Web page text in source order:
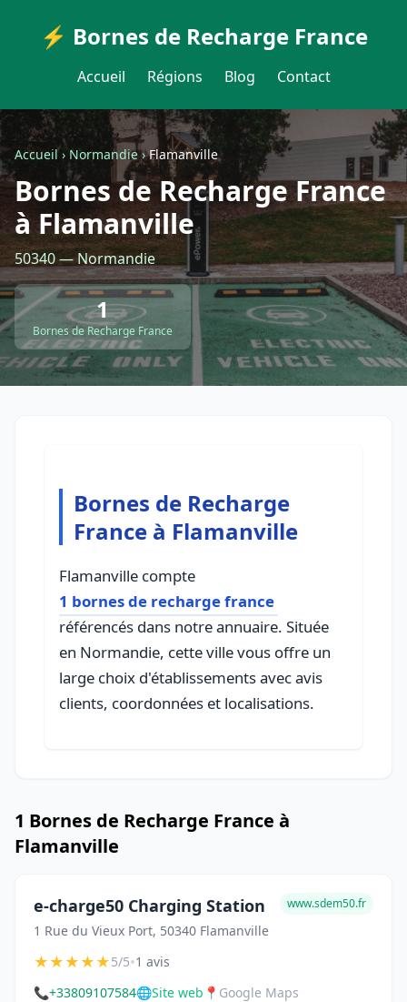
⚡ Bornes de Recharge France
Accueil Régions Blog Contact
Accueil›Normandie›Flamanville
Bornes de Recharge France
à Flamanville
50340 — Normandie
1
Bornes de Recharge France
Bornes de Recharge
France à Flamanville
Flamanville compte
1 bornes de recharge france
référencés dans notre annuaire. Située
en Normandie, cette ville vous offre un
large choix d'établissements avec avis
clients, coordonnées et localisations.
1 Bornes de Recharge France à
Flamanville
e-charge50 Charging Station
1 Rue du Vieux Port, 50340 Flamanville
www.sdem50.fr
★★★★★5/5•1 avis
📞+33809107584🌐Site web 📍 Google Maps